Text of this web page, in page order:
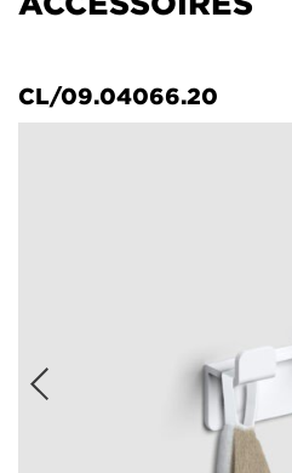
CL/09.04066.20